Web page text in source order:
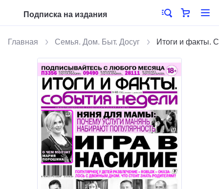
Подписка на издания
Главная Семья. Дом. Быт. Досуг Итоги и факты.